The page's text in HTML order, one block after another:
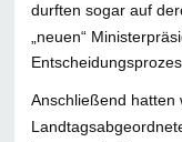
durften sogar auf
„neuen“
Anschließend hatten